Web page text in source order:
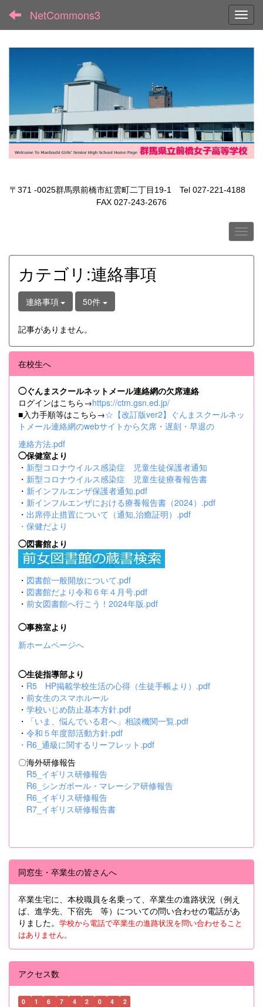
NetCommons3
〒371 -0025群馬県前橋市紅雲町二丁目19-1 Tel 027-221-4188
FAX 027-243-2676
カテゴリ:連絡事項
連絡事項 50件
記事がありません。
在校生へ
◯ぐんまスクールネットメール連絡網の欠席連絡
ログインはこちら→https://ctm.gsn.ed.jp/
■入力手順等はこちら→☆【改訂版ver2】ぐんまスクールネッ
トメール連絡網のwebサイトから欠席・遅刻・早退の
連絡方法.pdf
◯保健室より
・ 新型コロナウイルス感染症 児童生徒保護者通知
・ 新型コロナウイルス感染症 児童生徒療養報告書
・ 新インフルエンザ保護者通知.pdf
・ 新インフルエンザにおける療養報告書（2024）.pdf
・ 出席停止措置について（通知,治癒証明）.pdf
・ 保健だより
◯図書館より
・ 図書館一般開放について.pdf
・ 図書館だより令和６年４月号.pdf
・ 前女図書館へ行こう！2024年版.pdf
◯事務室より
新ホームページへ
◯生徒指導部より
・ R5 HP掲載学校生活の心得（生徒手帳より）.pdf
・ 前女生のスマホルール
・ 学校いじめ防止基本方針.pdf
・
「いま、悩んでいる君へ」相談機関一覧.pdf
・ 令和５年度部活動方針.pdf
・ R6_通級に関するリーフレット.pdf
〇海外研修報告
R5_イギリス研修報告
R6_シンガポール・マレーシア研修報告
R6_イギリス研修報告
R7_イギリス研修報告書
同窓生・卒業生の皆さんへ
卒業生宅に、本校職員を名乗って、卒業生の進路状況（例え
ば、進学先、下宿先 等）についての問い合わせの電話があ
りました。 学校から電話で卒業生の進路状況を問い合わせること
はありません。
アクセス数
0 1 6 7 4 2 0 4 2